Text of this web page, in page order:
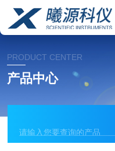
PRODUCT CENTER
产品中心